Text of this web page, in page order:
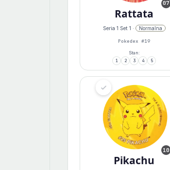
07
Rattata
Seria 1 Set 1 · Normalna
Pokedex #19
Stan:
1 2 3 4 5
10
Pikachu